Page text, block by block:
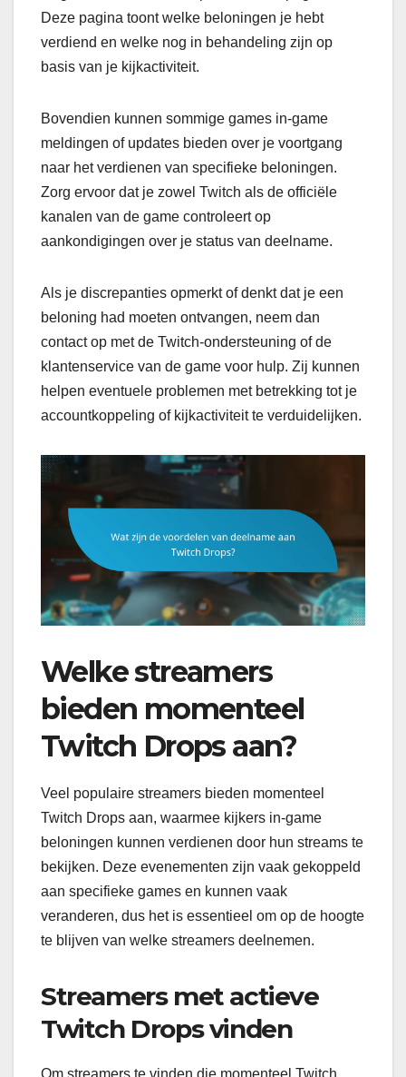
Deze pagina toont welke beloningen je hebt
verdiend en welke nog in behandeling zijn op
basis van je kijkactiviteit.
Bovendien kunnen sommige games in-game
meldingen of updates bieden over je voortgang
naar het verdienen van specifieke beloningen.
Zorg ervoor dat je zowel Twitch als de officiële
kanalen van de game controleert op
aankondigingen over je status van deelname.
Als je discrepanties opmerkt of denkt dat je een
beloning had moeten ontvangen, neem dan
contact op met de Twitch-ondersteuning of de
klantenservice van de game voor hulp. Zij kunnen
helpen eventuele problemen met betrekking tot je
accountkoppeling of kijkactiviteit te verduidelijken.
Welke streamers
bieden momenteel
Twitch Drops aan?
Veel populaire streamers bieden momenteel
Twitch Drops aan, waarmee kijkers in-game
beloningen kunnen verdienen door hun streams te
bekijken. Deze evenementen zijn vaak gekoppeld
aan specifieke games en kunnen vaak
veranderen, dus het is essentieel om op de hoogte
te blijven van welke streamers deelnemen.
Streamers met actieve
Twitch Drops vinden
Om streamers te vinden die momenteel Twitch